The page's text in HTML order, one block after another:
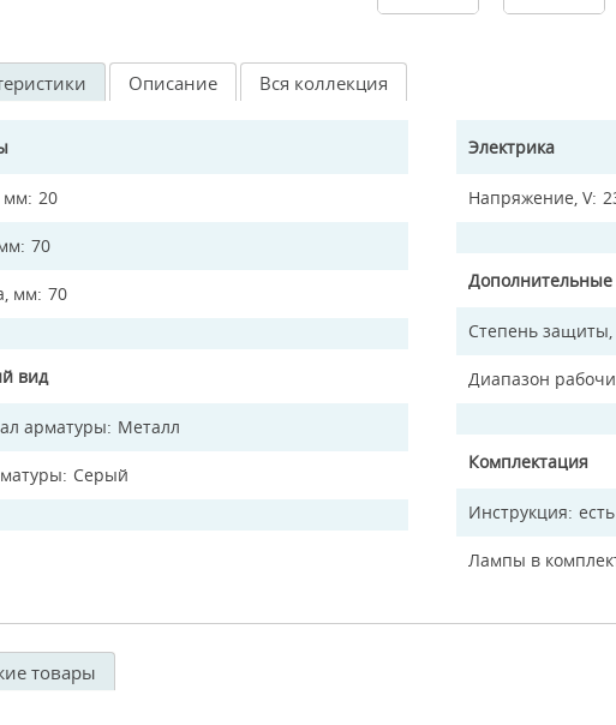
Описание Вся коллекция
мм 20
70
мм 70
вид
арматуры Металл
Серый
Электрика
Напряжение, V
Степень защиты,
Диапазон
Комплектация
Инструкция есть
Лампы в
товары